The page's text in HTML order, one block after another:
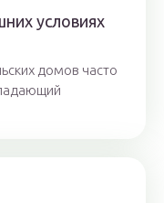
условиях
домов часто